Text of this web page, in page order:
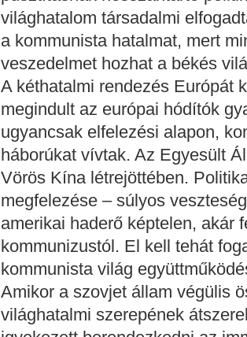
világhatalom társadalmi
a kommunista hatalmat, mert
veszedelmet hozhat a békés
A kéthatalmi rendezés Európát
megindult az európai hódítók
ugyancsak elfelezési alapon,
háborúkat vívtak. Az Egyesült
Vörös Kína létrejöttében.
megfelezése – súlyos
amerikai haderő képtelen, akár
kommunizustól. El kell tehát
kommunista világ
Amikor a szovjet állam végülis
világhatalmi szerepének